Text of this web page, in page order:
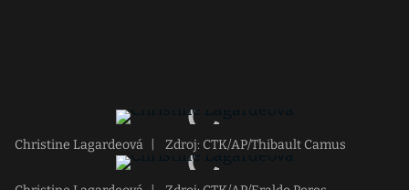
Christine Lagardeová Zdroj: CTK/AP/Thibault Camus